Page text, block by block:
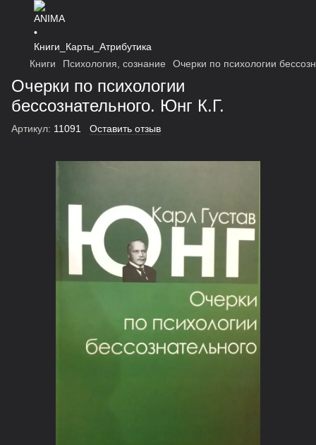
Книги Психология, сознание Очерки по психологии
Очерки по психологии
бессознательного. Юнг К.Г.
Артикул: 11091 Оставить отзыв